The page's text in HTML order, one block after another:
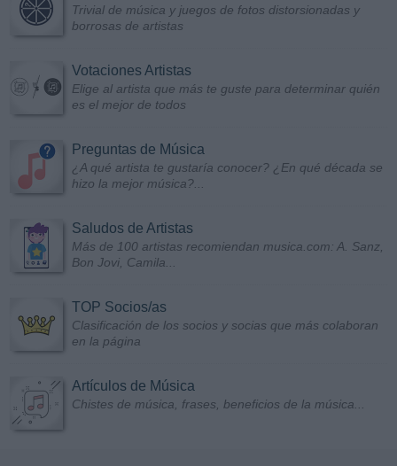
Trivial de música y juegos de fotos distorsionadas y
borrosas de artistas
Votaciones Artistas
Elige al artista que más te guste para determinar quién
es el mejor de todos
Preguntas de Música
¿A qué artista te gustaría conocer? ¿En qué década se
hizo la mejor música?...
Saludos de Artistas
Más de 100 artistas recomiendan musica.com: A. Sanz,
Bon Jovi, Camila...
TOP Socios/as
Clasificación de los socios y socias que más colaboran
en la página
Artículos de Música
Chistes de música, frases, beneficios de la música...